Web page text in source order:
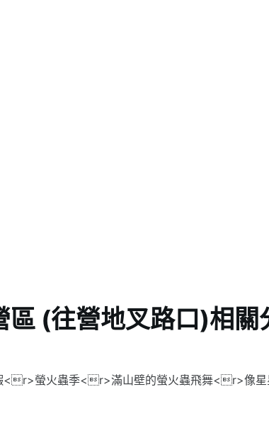
區 (往營地叉路口)相關
螢火蟲季<r>滿山壁的螢火蟲飛舞<r>像星